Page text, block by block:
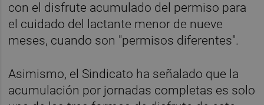
con el disfrute acumulado del permiso para
el cuidado del lactante menor de nueve
meses, cuando son "permisos diferentes".
Asimismo, el Sindicato ha señalado que la
acumulación por jornadas completas es solo